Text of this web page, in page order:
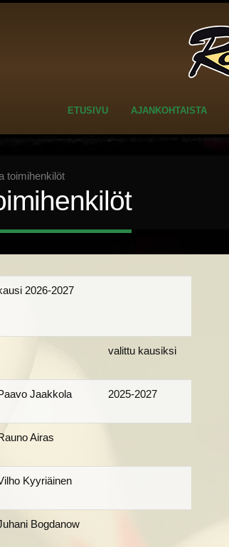
ETUSIVU AJANKOHTAISTA
toimihenkilöt
2026-2027
valittu kausiksi
Jaakkola 2025-2027
Airas
Kyyriäinen
Bogdanow